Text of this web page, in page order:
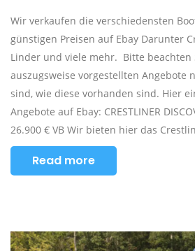
Wir verkaufen die verschiedensten
günstigen Preisen auf Ebay Darunter
Linder und viele mehr. Bitte beachten
auszugsweise vorgestellten Angebote
sind, wie diese vorhanden sind. Hier
Angebote auf Ebay: CRESTLINER
26.900 € VB Wir bieten hier das
Read more